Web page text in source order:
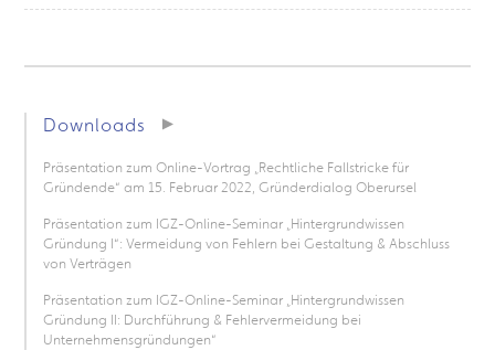
Downloads
Präsentation zum Online-Vortrag „Rechtliche Fallstricke für
Gründende“ am 15. Februar 2022, Gründerdialog Oberursel
Präsentation zum IGZ-Online-Seminar „Hintergrundwissen
Gründung I“: Vermeidung von Fehlern bei Gestaltung & Abschluss
von Verträgen
Präsentation zum IGZ-Online-Seminar „Hintergrundwissen
Gründung II: Durchführung & Fehlervermeidung bei
Unternehmensgründungen“